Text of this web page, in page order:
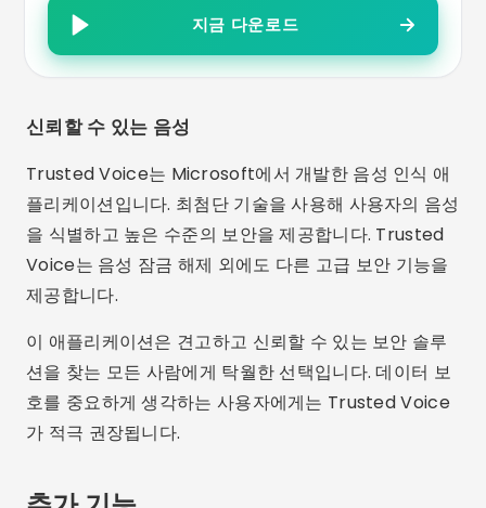
지금 다운로드
신뢰할 수 있는 음성
Trusted Voice는 Microsoft에서 개발한 음성 인식 애
플리케이션입니다. 최첨단 기술을 사용해 사용자의 음성
을 식별하고 높은 수준의 보안을 제공합니다. Trusted
Voice는 음성 잠금 해제 외에도 다른 고급 보안 기능을
제공합니다.
이 애플리케이션은 견고하고 신뢰할 수 있는 보안 솔루
션을 찾는 모든 사람에게 탁월한 선택입니다. 데이터 보
호를 중요하게 생각하는 사용자에게는 Trusted Voice
가 적극 권장됩니다.